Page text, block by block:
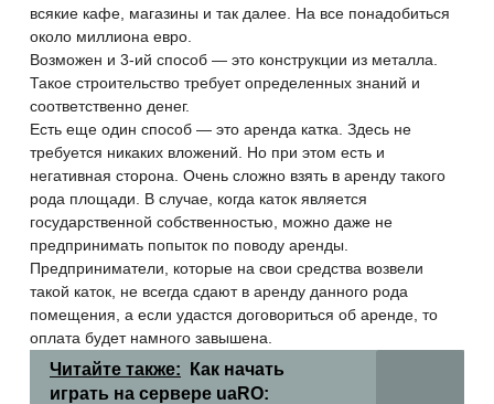
всякие кафе, магазины и так далее. На все понадобиться
около миллиона евро.
Возможен и 3-ий способ — это конструкции из металла.
Такое строительство требует определенных знаний и
соответственно денег.
Есть еще один способ — это аренда катка. Здесь не
требуется никаких вложений. Но при этом есть и
негативная сторона. Очень сложно взять в аренду такого
рода площади. В случае, когда каток является
государственной собственностью, можно даже не
предпринимать попыток по поводу аренды.
Предприниматели, которые на свои средства возвели
такой каток, не всегда сдают в аренду данного рода
помещения, а если удастся договориться об аренде, то
оплата будет намного завышена.
Читайте также:
Как начать
играть на сервере uaRO: